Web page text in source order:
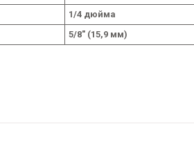
1/4 дюйма
5/8" (15,9 мм)